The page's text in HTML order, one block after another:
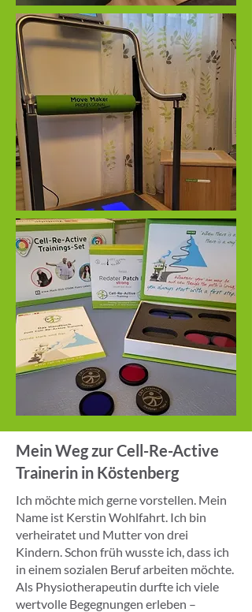
Mein Weg zur Cell-Re-Active
Trainerin in Köstenberg
Ich möchte mich gerne vorstellen. Mein
Name ist Kerstin Wohlfahrt. Ich bin
verheiratet und Mutter von drei
Kindern. Schon früh wusste ich, dass ich
in einem sozialen Beruf arbeiten möchte.
Als Physiotherapeutin durfte ich viele
wertvolle Begegnungen erleben –